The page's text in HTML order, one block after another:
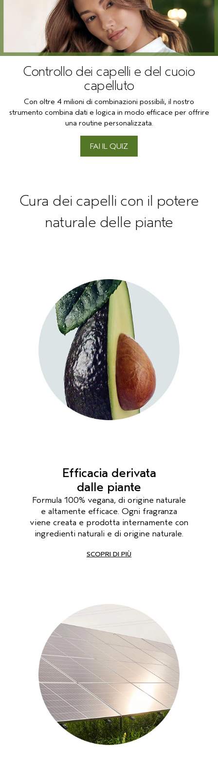
Controllo dei capelli e del cuoio
capelluto
Con oltre 4 milioni di combinazioni possibili, il nostro
strumento combina dati e logica in modo efficace per offrire
una routine personalizzata.
FAI IL QUIZ
Cura dei capelli con il potere
naturale delle piante
Efficacia derivata
dalle piante
Formula 100% vegana, di origine naturale
e altamente efficace. Ogni fragranza
viene creata e prodotta internamente con
ingredienti naturali e di origine naturale.
SCOPRI DI PIÙ